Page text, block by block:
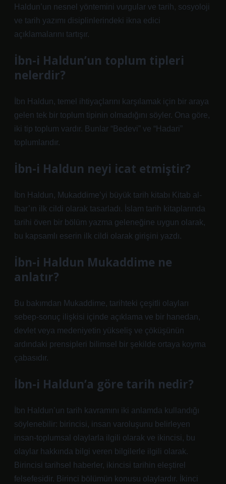
Haldun’un nesnel yöntemini vurgular ve tarih, sosyoloji
ve tarih yazımı disiplinlerindeki ikna edici
açıklamalarını tartışır.
İbn-i Haldun’un toplum tipleri
nelerdir?
İbn Haldun, temel ihtiyaçlarını karşılamak için bir araya
gelen tek bir toplum tipinin olmadığını söyler. Ona göre,
iki tip toplum vardır. Bunlar “Bedevi” ve “Hadari”
toplumlarıdır.
İbn-i Haldun neyi icat etmiştir?
İbn Haldun, Mukaddime’yi büyük tarih kitabı Kitab al-
Ibar’ın ilk cildi olarak tasarladı. İslam tarih kitaplarında
tarihi öven bir bölüm yazma geleneğine uygun olarak,
bu kapsamlı eserin ilk cildi olarak girişini yazdı.
İbn-i Haldun Mukaddime ne
anlatır?
Bu bakımdan Mukaddime, tarihteki çeşitli olayları
sebep-sonuç ilişkisi içinde açıklama ve bir hanedan,
devlet veya medeniyetin yükseliş ve çöküşünün
ardındaki prensipleri bilimsel bir şekilde ortaya koyma
çabasıdır.
İbn-i Haldun’a göre tarih nedir?
İbn Haldun’un tarih kavramını iki anlamda kullandığı
söylenebilir: birincisi, insan varoluşunu belirleyen
insan-toplumsal olaylarla ilgili olarak ve ikincisi, bu
olaylar hakkında bilgi veren bilgilerle ilgili olarak.
Birincisi tarihsel haberler, ikincisi tarihin eleştirel
felsefesidir. Birinci bölümün konusu olaylardır. İkinci